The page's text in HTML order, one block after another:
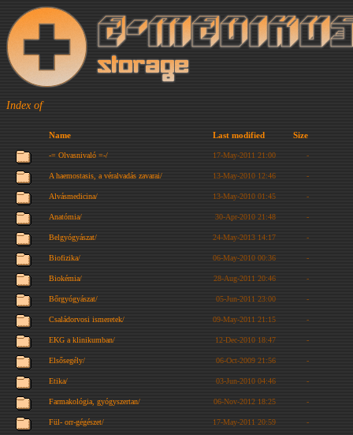
Index of
Name Last modified Size
-= Olvasnivaló =-/ 17-May-2011 21:00 -
A haemostasis, a véralvadás zavarai/ 13-May-2010 12:46 -
Alvásmedicina/ 13-May-2010 01:45 -
Anatómia/ 30-Apr-2010 21:48 -
Belgyógyászat/ 24-May-2013 14:17 -
Biofizika/ 06-May-2010 00:36 -
Biokémia/ 28-Aug-2011 20:46 -
Bőrgyógyászat/ 05-Jun-2011 23:00 -
Családorvosi ismeretek/ 09-May-2011 21:15 -
EKG a klinikumban/ 12-Dec-2010 18:47 -
Elsősegély/ 06-Oct-2009 21:56 -
Etika/ 03-Jun-2010 04:46 -
Farmakológia, gyógyszertan/ 06-Nov-2012 18:25 -
Fül- orr-gégészet/ 17-May-2011 20:59 -